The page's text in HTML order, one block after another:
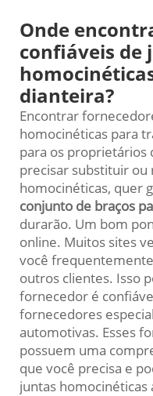
Onde
confiáveis de
dianteira?
Encontrar
homocinéticas para
para os proprietários
precisar substituir ou
homocinéticas, quer
conjunto de braços
durarão. Um bom
online. Muitos sites
você
outros clientes. Isso
fornecedor é
fornecedores
automotivas. Esses
possuem uma
que você precisa e
juntas homocinéticas